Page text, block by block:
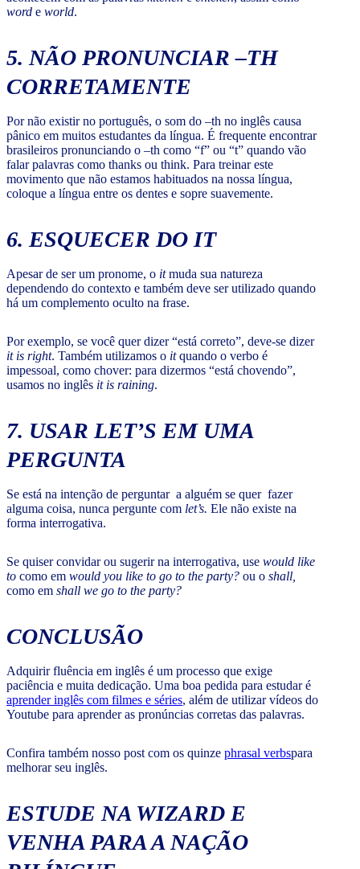
word e world.
5. NÃO PRONUNCIAR –TH
CORRETAMENTE
Por não existir no português, o som do –th no inglês causa
pânico em muitos estudantes da língua. É frequente encontrar
brasileiros pronunciando o –th como “f” ou “t” quando vão
falar palavras como thanks ou think. Para treinar este
movimento que não estamos habituados na nossa língua,
coloque a língua entre os dentes e sopre suavemente.
6. ESQUECER DO IT
Apesar de ser um pronome, o itmuda sua natureza
dependendo do contexto e também deve ser utilizado quando
há um complemento oculto na frase.
Por exemplo, se você quer dizer “está correto”, deve-se dizer
it is right. Também utilizamos o itquando o verbo é
impessoal, como chover: para dizermos “está chovendo”,
usamos no inglês it is raining.
7. USAR LET’S EM UMA
PERGUNTA
Se está na intenção de perguntar a alguém se quer fazer
alguma coisa, nunca pergunte com let’s. Ele não existe na
forma interrogativa.
Se quiser convidar ou sugerir na interrogativa, use would like
to como em would you like to go to the party? ou o shall,
como em shall we go to the party?
CONCLUSÃO
Adquirir fluência em inglês é um processo que exige
paciência e muita dedicação. Uma boa pedida para estudar é
aprender inglês com filmes e séries, além de utilizar vídeos do
Youtube para aprender as pronúncias corretas das palavras.
Confira também nosso post com os quinze phrasal verbspara
melhorar seu inglês.
ESTUDE NA WIZARD E
VENHA PARA A NAÇÃO